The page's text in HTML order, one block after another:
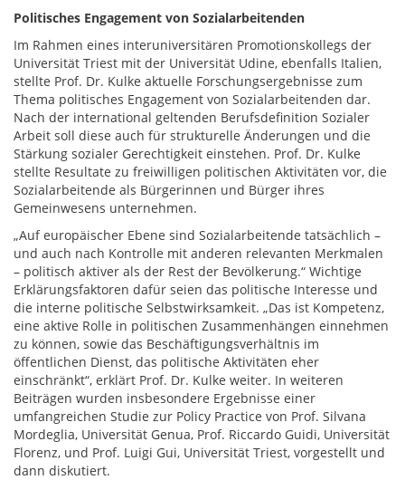
Politisches Engagement von Sozialarbeitenden
Im Rahmen eines interuniversitären Promotionskollegs der
Universität Triest mit der Universität Udine, ebenfalls Italien,
stellte Prof. Dr. Kulke aktuelle Forschungsergebnisse zum
Thema politisches Engagement von Sozialarbeitenden dar.
Nach der international geltenden Berufsdefinition Sozialer
Arbeit soll diese auch für strukturelle Änderungen und die
Stärkung sozialer Gerechtigkeit einstehen. Prof. Dr. Kulke
stellte Resultate zu freiwilligen politischen Aktivitäten vor, die
Sozialarbeitende als Bürgerinnen und Bürger ihres
Gemeinwesens unternehmen.
„Auf europäischer Ebene sind Sozialarbeitende tatsächlich –
und auch nach Kontrolle mit anderen relevanten Merkmalen
– politisch aktiver als der Rest der Bevölkerung.“ Wichtige
Erklärungsfaktoren dafür seien das politische Interesse und
die interne politische Selbstwirksamkeit. „Das ist Kompetenz,
eine aktive Rolle in politischen Zusammenhängen einnehmen
zu können, sowie das Beschäftigungsverhältnis im
öffentlichen Dienst, das politische Aktivitäten eher
einschränkt“, erklärt Prof. Dr. Kulke weiter. In weiteren
Beiträgen wurden insbesondere Ergebnisse einer
umfangreichen Studie zur Policy Practice von Prof. Silvana
Mordeglia, Universität Genua, Prof. Riccardo Guidi, Universität
Florenz, und Prof. Luigi Gui, Universität Triest, vorgestellt und
dann diskutiert.